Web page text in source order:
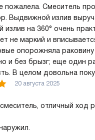
пожалела. Смеситель
Выдвижной излив
излив на 360° очень
не маркий и
опорожняла
и без брызг; еще один
В целом довольна
20 августа 2025
отличный ход